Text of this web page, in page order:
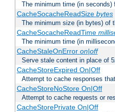
The minimum time (in
CacheSocacheReadSize bytes
The minimum size (in bytes) of
CacheSocacheReadTime
The minimum time (in
CacheStaleOnError on|off
Serve stale content in place of
CacheStoreExpired On|Off
Attempt to cache responses
CacheStoreNoStore On|Off
Attempt to cache requests or
CacheStorePrivate On|Off